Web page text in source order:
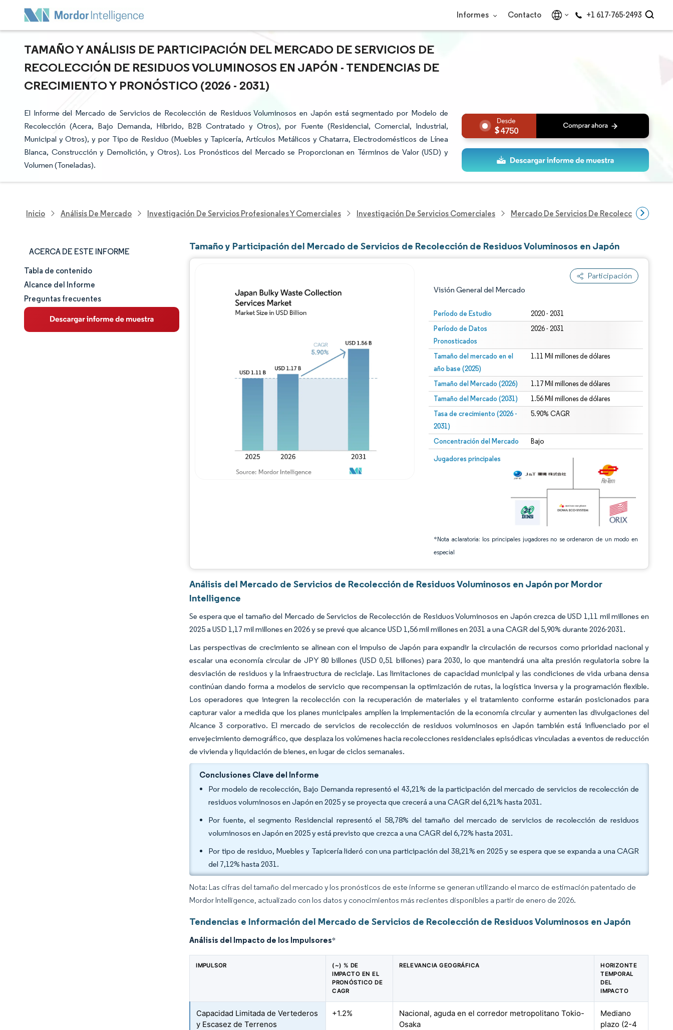
Informes Contacto +1 617-765-2493
TAMAÑO Y ANÁLISIS DE PARTICIPACIÓN DEL MERCADO DE SERVICIOS DE
RECOLECCIÓN DE RESIDUOS VOLUMINOSOS EN JAPÓN - TENDENCIAS DE
CRECIMIENTO Y PRONÓSTICO (2026 - 2031)
El Informe del Mercado de Servicios de Recolección de Residuos Voluminosos en Japón está segmentado por Modelo de
Recolección (Acera, Bajo Demanda, Híbrido, B2B Contratado y Otros), por Fuente (Residencial, Comercial, Industrial,
Municipal y Otros), y por Tipo de Residuo (Muebles y Tapicería, Artículos Metálicos y Chatarra, Electrodomésticos de Línea
Blanca, Construcción y Demolición, y Otros). Los Pronósticos del Mercado se Proporcionan en Términos de Valor (USD) y
Volumen (Toneladas).
4750
Inicio Análisis De Mercado Investigación De Servicios Profesionales Y Comerciales Investigación De Servicios Comerciales Mercado De Servicios De Recolección De
ACERCA DE ESTE INFORME
Tamaño y cuota de mercado
Análisis de mercado
Tendencias e ideas
Tabla de contenido
Alcance del Informe
Preguntas frecuentes
Tamaño y Participación del Mercado de Servicios de Recolección de Residuos Voluminosos en Japón
Participación
Visión General del Mercado
Período de Estudio 2020 - 2031
Período de Datos
Pronosticados
2026 - 2031
Tamaño del mercado en el
año base (2025)
1.11 Mil millones de dólares
Tamaño del Mercado (2026) 1.17 Mil millones de dólares
Tamaño del Mercado (2031) 1.56 Mil millones de dólares
Tasa de crecimiento (2026 -
2031)
5.90% CAGR
Concentración del Mercado Bajo
Jugadores principales
*Nota aclaratoria: los principales jugadores no se ordenaron de un modo en
especial
Imagen © Mordor Intelligence. El uso requiere atribución según CC BY 4.0.
Imagen © Mordor Intelligence. El uso requiere atribución según CC BY 4.0.
Análisis del Mercado de Servicios de Recolección de Residuos Voluminosos en Japón por Mordor
Intelligence
Se espera que el tamaño del Mercado de Servicios de Recolección de Residuos Voluminosos en Japón crezca de USD 1,11 mil millones en
2025 a USD 1,17 mil millones en 2026 y se prevé que alcance USD 1,56 mil millones en 2031 a una CAGR del 5,90% durante 2026-2031.
Las perspectivas de crecimiento se alinean con el impulso de Japón para expandir la circulación de recursos como prioridad nacional y
escalar una economía circular de JPY 80 billones (USD 0,51 billones) para 2030, lo que mantendrá una alta presión regulatoria sobre la
desviación de residuos y la infraestructura de reciclaje. Las limitaciones de capacidad municipal y las condiciones de vida urbana densa
continúan dando forma a modelos de servicio que recompensan la optimización de rutas, la logística inversa y la programación flexible.
Los operadores que integren la recolección con la recuperación de materiales y el tratamiento conforme estarán posicionados para
capturar valor a medida que los planes municipales amplíen la implementación de la economía circular y aumenten las divulgaciones del
Alcance 3 corporativo. El mercado de servicios de recolección de residuos voluminosos en Japón también está influenciado por el
envejecimiento demográfico, que desplaza los volúmenes hacia recolecciones residenciales episódicas vinculadas a eventos de reducción
de vivienda y liquidación de bienes, en lugar de ciclos semanales.
Conclusiones Clave del Informe
Por modelo de recolección, Bajo Demanda representó el 43,21% de la participación del mercado de servicios de recolección de
residuos voluminosos en Japón en 2025 y se proyecta que crecerá a una CAGR del 6,21% hasta 2031.
Por fuente, el segmento Residencial representó el 58,78% del tamaño del mercado de servicios de recolección de residuos
voluminosos en Japón en 2025 y está previsto que crezca a una CAGR del 6,72% hasta 2031.
Por tipo de residuo, Muebles y Tapicería lideró con una participación del 38,21% en 2025 y se espera que se expanda a una CAGR
del 7,12% hasta 2031.
Nota: Las cifras del tamaño del mercado y los pronósticos de este informe se generan utilizando el marco de estimación patentado de
Mordor Intelligence, actualizado con los datos y conocimientos más recientes disponibles a partir de enero de 2026.
Tendencias e Información del Mercado de Servicios de Recolección de Residuos Voluminosos en Japón
Análisis del Impacto de los Impulsores*
IMPULSOR
(~) % DE
IMPACTO EN EL
PRONÓSTICO DE
CAGR
RELEVANCIA GEOGRÁFICA
HORIZONTE
TEMPORAL
DEL
IMPACTO
Capacidad Limitada de Vertederos
y Escasez de Terrenos
+1.2%
Nacional, aguda en el corredor metropolitano Tokio-
Osaka
Mediano
plazo (2-4